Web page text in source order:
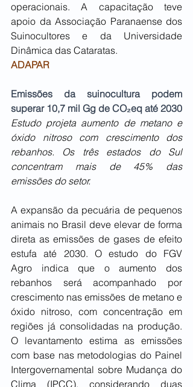
operacionais. A capacitação teve
apoio da Associação Paranaense dos
Suinocultores e da Universidade
Dinâmica das Cataratas.
ADAPAR
Emissões da suinocultura podem
superar 10,7 mil Gg de CO₂eq até 2030
Estudo projeta aumento de metano e
óxido nitroso com crescimento dos
rebanhos. Os três estados do Sul
concentram mais de 45% das
emissões do setor.
A expansão da pecuária de pequenos
animais no Brasil deve elevar de forma
direta as emissões de gases de efeito
estufa até 2030. O estudo do FGV
Agro indica que o aumento dos
rebanhos será acompanhado por
crescimento nas emissões de metano e
óxido nitroso, com concentração em
regiões já consolidadas na produção.
O levantamento estima as emissões
com base nas metodologias do Painel
Intergovernamental sobre Mudança do
Clima (IPCC), considerando duas